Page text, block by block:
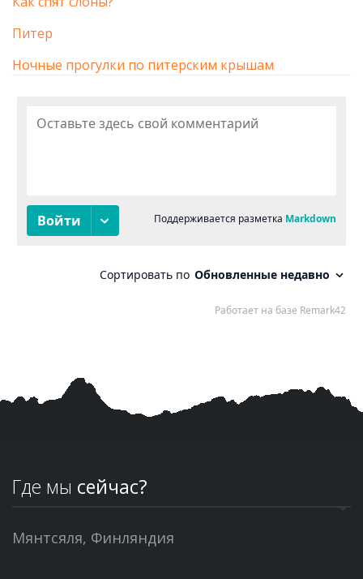
Питер
Ночные прогулки по питерским крышам
Где мы сейчас?
Мянтсяля, Финляндия